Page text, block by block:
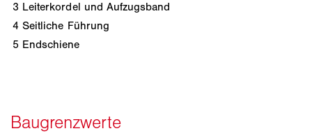
3 Leiterkordel und Aufzugsband
4 Seitliche Führung
5 Endschiene